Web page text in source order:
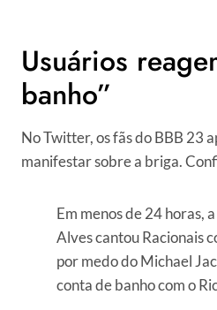
Usuários
banho”
No Twitter, os fãs do BBB 23
manifestar sobre a briga.
Em menos de 24 horas,
Alves cantou Racionais
por medo do Michael
conta de banho com o